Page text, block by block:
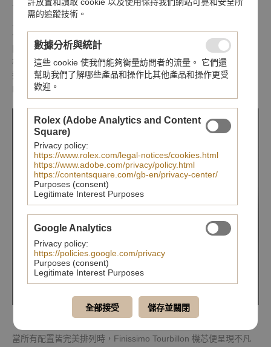
首先是用於移動零件的滾珠軸承：將七個滾珠軸承放置於基礎機芯
一組滾珠軸承可讓擒縱齒輪旋轉。接下來，捨棄調節機制的使用，
因計時現已改於直接在平衡擺輪上調整，這麼一來也可降低
機芯的厚度。發條盒位置不變，由放置於周圍的三組滾珠軸承引領
運作。此方法可讓游絲高度高出兩倍，大幅增加約 55 小時
的動力儲存。
當所有配置皆完美排列時，Finissimo Tourbillon 機芯便呈現不凡
需的追蹤技術。
數據分析與統計
這些 cookie 使我們能夠衡量訪問者的流量。 它們還
幫助我們了解哪些產品和操作比其他產品和操作更受
歡迎。
Rolex (Adobe Analytics and Content
Square)
Privacy policy:
https://www.rolex.com/legal-notices/cookies.html
https://www.adobe.com/privacy/policy.html
https://contentsquare.com/gb-en/privacy-center/
Purposes (consent)
Legitimate Interest Purposes
Google Analytics
Privacy policy:
https://policies.google.com/privacy
Purposes (consent)
Legitimate Interest Purposes
全部接受 儲存並關閉